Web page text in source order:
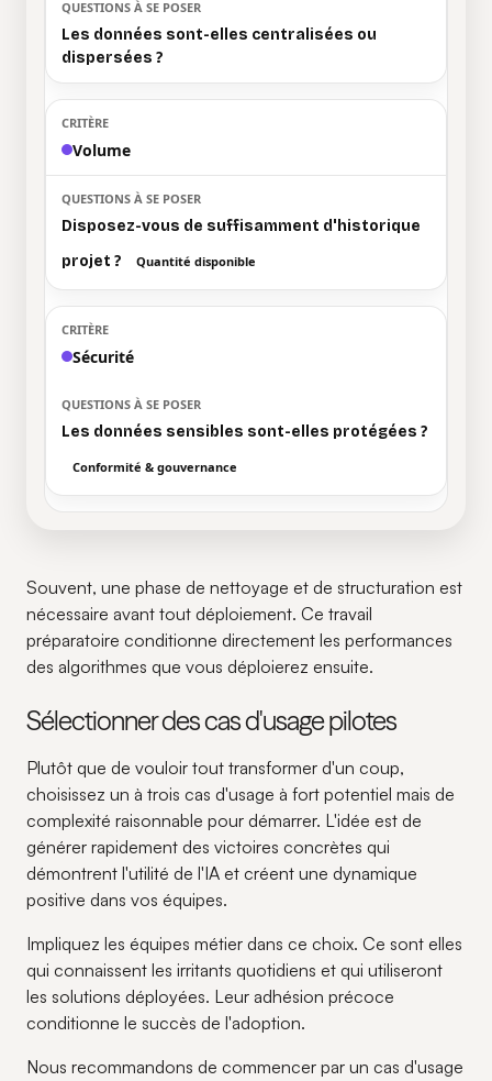
Les données sont-elles centralisées ou
dispersées ?
Volume
Disposez-vous de suffisamment d'historique
projet ?
Quantité disponible
Sécurité
Les données sensibles sont-elles protégées ?
Conformité & gouvernance
Souvent, une phase de nettoyage et de structuration est
nécessaire avant tout déploiement. Ce travail
préparatoire conditionne directement les performances
des algorithmes que vous déploierez ensuite.
Sélectionner des cas d'usage pilotes
Plutôt que de vouloir tout transformer d'un coup,
choisissez un à trois cas d'usage à fort potentiel mais de
complexité raisonnable pour démarrer. L'idée est de
générer rapidement des victoires concrètes qui
démontrent l'utilité de l'IA et créent une dynamique
positive dans vos équipes.
Impliquez les équipes métier dans ce choix. Ce sont elles
qui connaissent les irritants quotidiens et qui utiliseront
les solutions déployées. Leur adhésion précoce
conditionne le succès de l'adoption.
Nous recommandons de commencer par un cas d'usage